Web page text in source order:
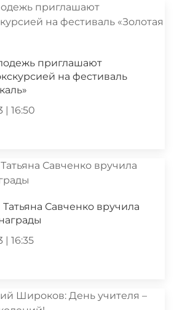
приглашают
на фестиваль
| 16:50
Савченко вручила
| 16:35